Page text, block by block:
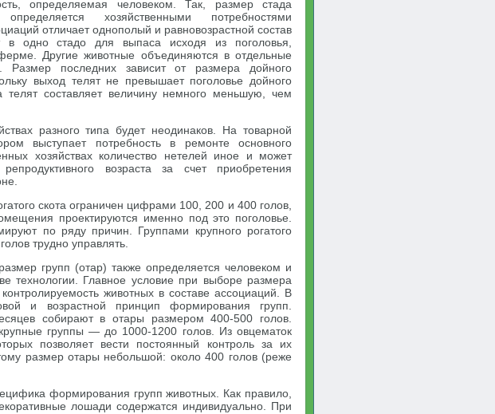
определяемая человеком. Так, размер стада
хозяйственными потребностями
отличает однополый и равновозрастной состав
в одно стадо для выпаса исходя из поголовья,
Другие животные объединяются в отдельные
Размер последних зависит от размера дойного
выход телят не превышает поголовье дойного
телят составляет величину немного меньшую, чем
разного типа будет неодинаков. На товарной
выступает потребность в ремонте основного
хозяйствах количество нетелей иное и может
возраста за счет приобретения
скота ограничен цифрами 100, 200 и 400 голов,
проектируются именно под это поголовье.
по ряду причин. Группами крупного рогатого
трудно управлять.
групп (отар) также определяется человеком и
технологии. Главное условие при выборе размера
животных в составе ассоциаций. В
и возрастной принцип формирования групп.
собирают в отары размером 400-500 голов.
группы — до 1000-1200 голов. Из овцематок
позволяет вести постоянный контроль за их
размер отары небольшой: около 400 голов (реже
формирования групп животных. Как правило,
лошади содержатся индивидуально. При